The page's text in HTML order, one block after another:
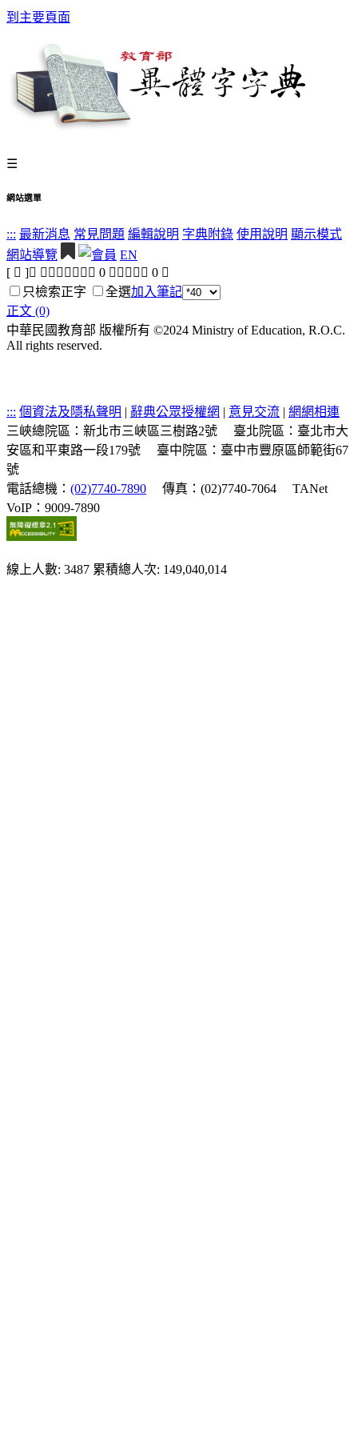
到主要頁面
☰
網站選單
::: 最新消息 常見問題 編輯說明 字典附錄 使用說明 顯示模式
網站導覽
EN
[ 𠯪 ]， 查詢結果：正文 0 字，附收字 0 字
只檢索正字
全選加入筆記
正文 (0)
中華民國教育部 版權所有 ©2024 Ministry of Education, R.O.C.
All rights reserved.
::: 個資法及隱私聲明 | 辭典公眾授權網 | 意見交流 | 網網相連
三峽總院區：新北市三峽區三樹路2號
臺北院區：臺北市大
安區和平東路一段179號
臺中院區：臺中市豐原區師範街67
號
電話總機： (02)7740-7890 傳真：(02)7740-7064
TANet
VoIP：9009-7890
線上人數: 3487 累積總人次: 149,040,014